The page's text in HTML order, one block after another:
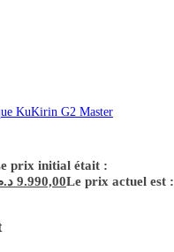
KuKirin G2 Master
prix initial était :
9.990,00Le prix actuel est :